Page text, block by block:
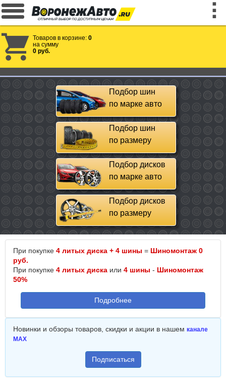
Товаров в корзине: 0
на сумму
0 руб.
Подбор шин
по марке авто
Подбор шин
по размеру
Подбор дисков
по марке авто
Подбор дисков
по размеру
При покупке 4 литых диска + 4 шины = Шиномонтаж 0
руб.
При покупке 4 литых диска или 4 шины - Шиномонтаж
50%
Подробнее
Новинки и обзоры товаров, скидки и акции в нашем канале
MAX
Подписаться